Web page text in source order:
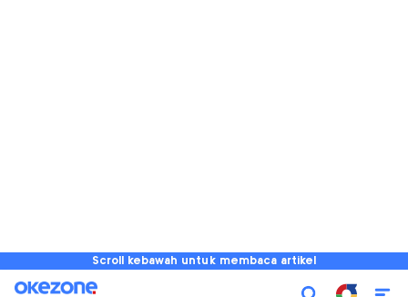
Scroll kebawah untuk membaca artikel